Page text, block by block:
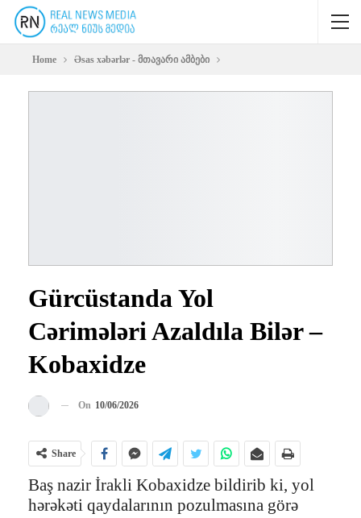
Home Əsas xəbərlər - მთავარი ამბები
Gürcüstanda Yol
Cərimələri Azaldıla Bilər –
Kobaxidze
On 10/06/2026
Share
Baş nazir İrakli Kobaxidze bildirib ki, yol
hərəkəti qaydalarının pozulmasına görə